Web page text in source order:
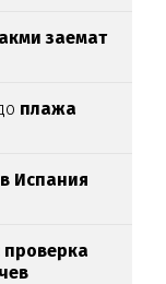
заемат
плажа
в Испания
проверка